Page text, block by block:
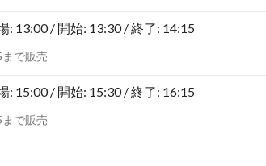
: 13:00 / 開始: 13:30 / 終了: 14:15
で販売
: 15:00 / 開始: 15:30 / 終了: 16:15
で販売